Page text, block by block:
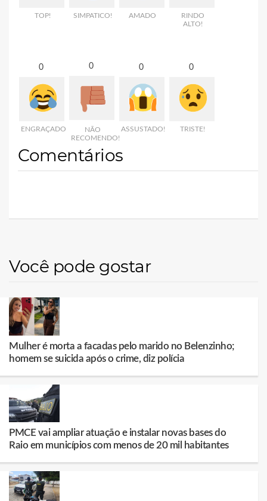
TOP! SIMPATICO! AMADO
RINDO
ALTO!
0
ENGRAÇADO
0
NÃO
RECOMENDO!
0
ASSUSTADO!
0
TRISTE!
Comentários
Você pode gostar
Mulher é morta a facadas pelo marido no Belenzinho;
homem se suicida após o crime, diz polícia
PMCE vai ampliar atuação e instalar novas bases do
Raio em municípios com menos de 20 mil habitantes